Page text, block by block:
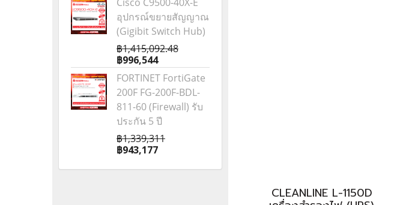
CLEANLINE L-1150D
อุปกรณ์ขยายสัญญาณ
(Gigibit Switch Hub)
฿1,415,092.48
฿996,544
FORTINET FortiGate
200F FG-200F-BDL-
811-60 (Firewall) รับ
ประกัน 5 ปี
฿1,339,311
฿943,177